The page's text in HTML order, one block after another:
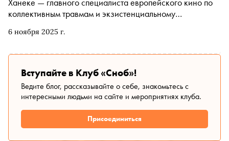
6 ноября 2025 г.
коллективным травмам и экзистенциальному
спокойствию, с которым австрийский режиссёр
экраны возвращаются три его работы французского
периода. Это не то кино, на которое ходят расслабиться;
скорее — сеанс шоковой терапии от лауреата «Оскара»
и двукратного обладателя «Золотой пальмовой ветви»,
после которого мир за окном уже не покажется прежним
Вступайте в Клуб «Сноб»!
Ведите блог, рассказывайте о себе, знакомьтесь с
интересными людьми на сайте и мероприятиях клуба.
Присоединиться